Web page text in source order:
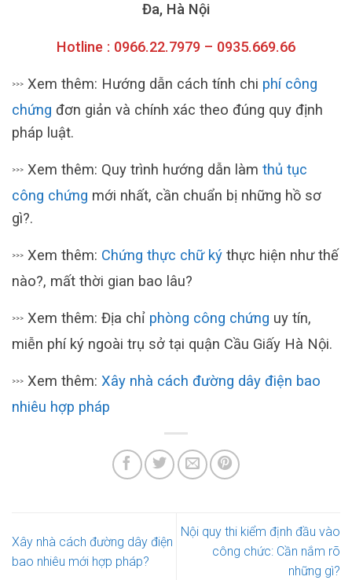
Đa, Hà Nội
Hotline : 0966.22.7979 – 0935.669.66
>>> Xem thêm: Hướng dẫn cách tính chi phí công
chứng đơn giản và chính xác theo đúng quy định
pháp luật.
>>> Xem thêm: Quy trình hướng dẫn làm thủ tục
công chứng mới nhất, cần chuẩn bị những hồ sơ
gì?.
>>> Xem thêm: Chứng thực chữ ký thực hiện như thế
nào?, mất thời gian bao lâu?
>>> Xem thêm: Địa chỉ phòng công chứng uy tín,
miễn phí ký ngoài trụ sở tại quận Cầu Giấy Hà Nội.
>>> Xem thêm: Xây nhà cách đường dây điện bao
nhiêu hợp pháp
Xây nhà cách đường dây điện
bao nhiêu mới hợp pháp?
Nội quy thi kiểm định đầu vào
công chức: Cần nắm rõ
những gì?